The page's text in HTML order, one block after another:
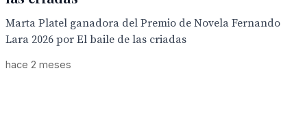
Marta Platel ganadora del Premio de Novela Fernando
Lara 2026 por El baile de las criadas
hace 2 meses